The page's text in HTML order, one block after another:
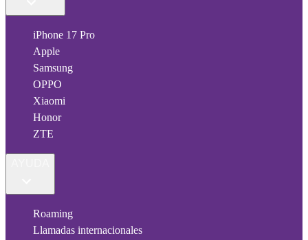
iPhone 17 Pro
Apple
Samsung
OPPO
Xiaomi
Honor
ZTE
Roaming
Llamadas internacionales